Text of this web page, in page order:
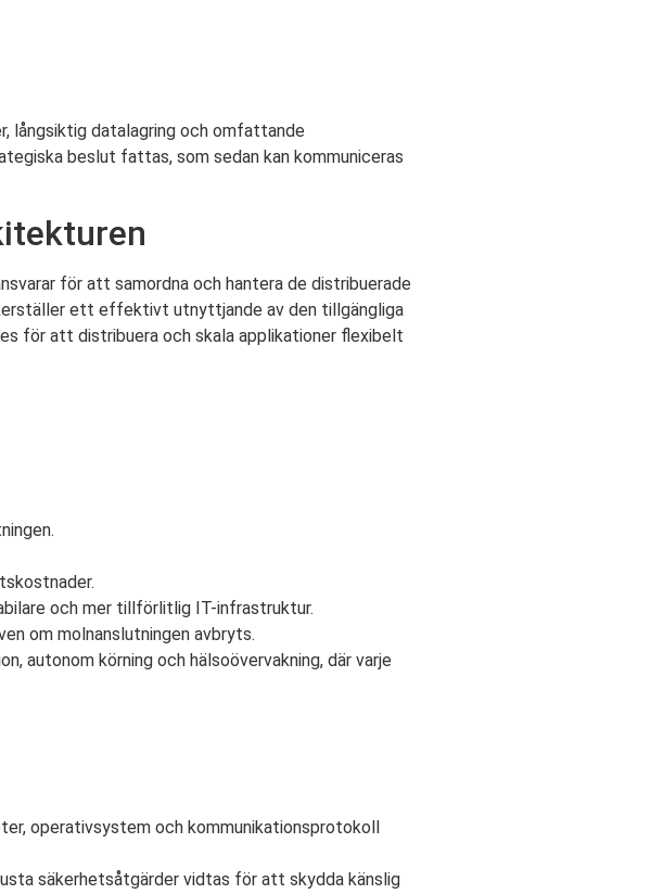
långsiktig datalagring och omfattande
beslut fattas, som sedan kan kommuniceras
för att samordna och hantera de distribuerade
ett effektivt utnyttjande av den tillgängliga
för att distribuera och skala applikationer flexibelt
och mer tillförlitlig IT-infrastruktur.
om molnanslutningen avbryts.
autonom körning och hälsoövervakning, där varje
operativsystem och kommunikationsprotokoll
säkerhetsåtgärder vidtas för att skydda känslig